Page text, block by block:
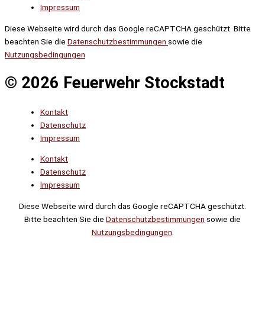
Impressum
Diese Webseite wird durch das Google reCAPTCHA geschützt. Bitte
beachten Sie die Datenschutzbestimmungen sowie die
Nutzungsbedingungen
© 2026 Feuerwehr Stockstadt
Kontakt
Datenschutz
Impressum
Kontakt
Datenschutz
Impressum
Diese Webseite wird durch das Google reCAPTCHA geschützt.
Bitte beachten Sie die Datenschutzbestimmungen sowie die
Nutzungsbedingungen